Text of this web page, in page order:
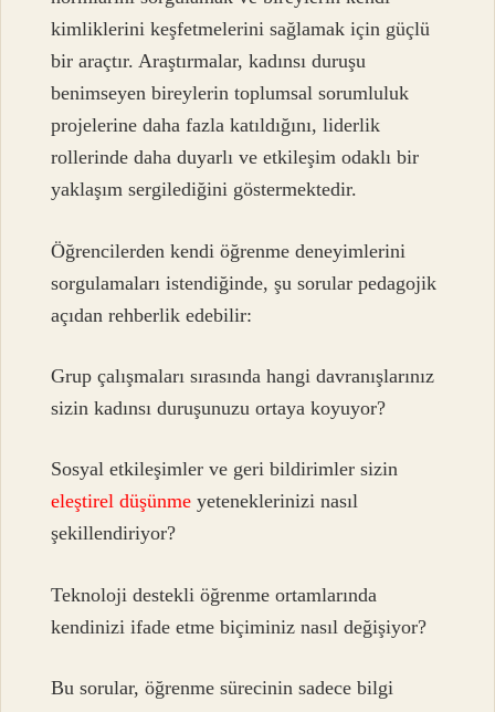
kimliklerini keşfetmelerini sağlamak için güçlü
bir araçtır. Araştırmalar, kadınsı duruşu
benimseyen bireylerin toplumsal sorumluluk
projelerine daha fazla katıldığını, liderlik
rollerinde daha duyarlı ve etkileşim odaklı bir
yaklaşım sergilediğini göstermektedir.
Öğrencilerden kendi öğrenme deneyimlerini
sorgulamaları istendiğinde, şu sorular pedagojik
açıdan rehberlik edebilir:
Grup çalışmaları sırasında hangi davranışlarınız
sizin kadınsı duruşunuzu ortaya koyuyor?
Sosyal etkileşimler ve geri bildirimler sizin
eleştirel düşünme yeteneklerinizi nasıl
şekillendiriyor?
Teknoloji destekli öğrenme ortamlarında
kendinizi ifade etme biçiminiz nasıl değişiyor?
Bu sorular, öğrenme sürecinin sadece bilgi